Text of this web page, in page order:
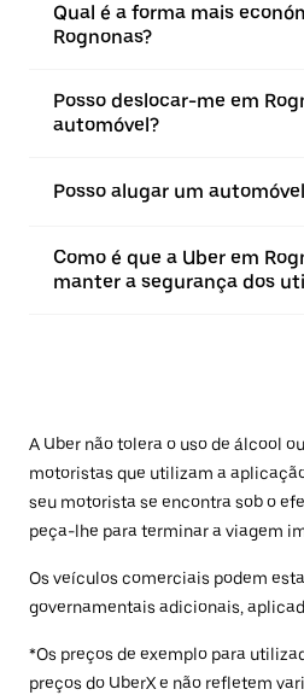
Qual é a forma mais
Rognonas?
Posso deslocar-me em
automóvel?
Posso alugar um
Como é que a Uber em
manter a segurança dos
A Uber não tolera o uso de álcool
motoristas que utilizam a
seu motorista se encontra sob o
peça-lhe para terminar a viagem
Os veículos comerciais podem
governamentais adicionais,
*Os preços de exemplo para
preços do UberX e não refletem